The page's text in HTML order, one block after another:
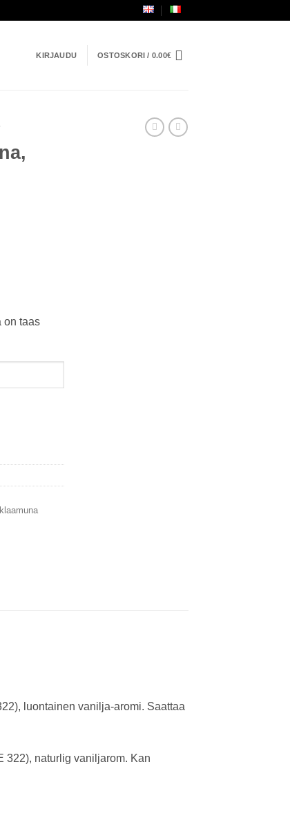
KIRJAUDU OSTOSKORI / 0.00€
on taas
luontainen vanilja-aromi. Saattaa
322), naturlig vaniljarom. Kan